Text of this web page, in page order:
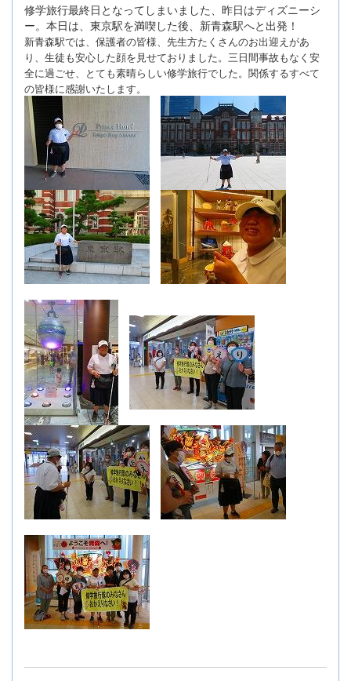
修学旅行最終日となってしまいました、昨日はディズニーシ
ー。本日は、東京駅を満喫した後、新青森駅へと出発！
新青森駅では、保護者の皆様、先生方たくさんのお出迎えがあ
り、生徒も安心した顔を見せておりました。三日間事故もなく安
全に過ごせ、とても素晴らしい修学旅行でした。関係するすべて
の皆様に感謝いたします。